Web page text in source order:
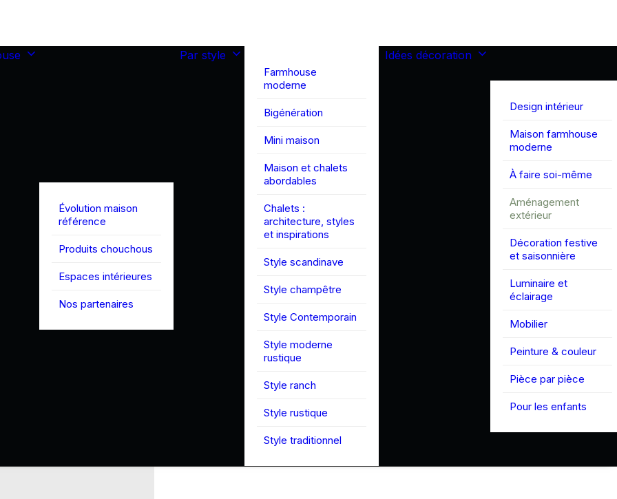
Évolution maison
référence
Produits chouchous
Espaces intérieures
Nos partenaires
Par style
Farmhouse
moderne
Bigénération
Mini maison
Maison et chalets
abordables
Chalets :
architecture, styles
et inspirations
Style scandinave
Style champêtre
Style Contemporain
Style moderne
rustique
Style ranch
Style rustique
Style traditionnel
Idées décoration
Design intérieur
Maison farmhouse
moderne
À faire soi-même
Aménagement
extérieur
Décoration festive
et saisonnière
Luminaire et
éclairage
Mobilier
Peinture & couleur
Pièce par pièce
Pour les enfants